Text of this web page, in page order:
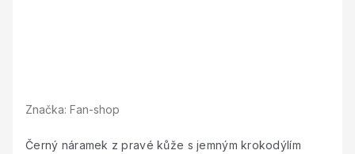
Značka: Fan-shop
Černý náramek z pravé kůže s jemným krokodýlím